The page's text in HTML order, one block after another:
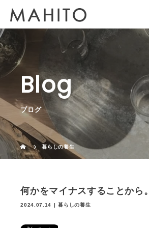
Blog
ブログ
暮らしの養生
何かをマイナスすることから。
2024.07.14 暮らしの養生